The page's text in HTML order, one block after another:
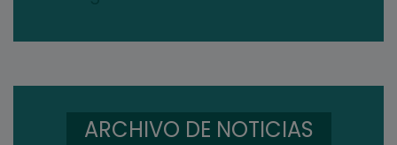
ARCHIVO DE NOTICIAS